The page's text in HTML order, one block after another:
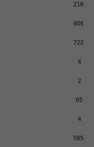
216
606
722
4
2
65
4
565